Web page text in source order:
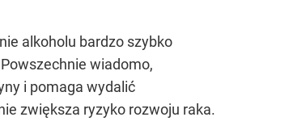
alkoholu bardzo szybko
wiadomo,
i pomaga wydalić
zwiększa ryzyko rozwoju raka.